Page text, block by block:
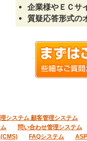
企業様やＥＣサ
質疑応答形式の
システム 顧客管理システム
問い合わせ管理システム
FAQシステム